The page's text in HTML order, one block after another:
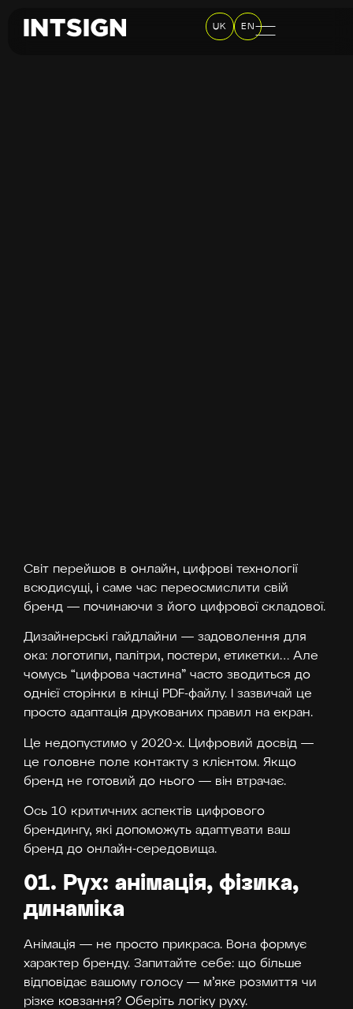
UK EN
Світ перейшов в онлайн, цифрові технології
всюдисущі, і саме час переосмислити свій
бренд — починаючи з його цифрової складової.
Дизайнерські гайдлайни — задоволення для
ока: логотипи, палітри, постери, етикетки… Але
чомусь “цифрова частина” часто зводиться до
однієї сторінки в кінці PDF-файлу. І зазвичай це
просто адаптація друкованих правил на екран.
Це недопустимо у 2020-х. Цифровий досвід —
це головне поле контакту з клієнтом. Якщо
бренд не готовий до нього — він втрачає.
Ось 10 критичних аспектів цифрового
брендингу, які допоможуть адаптувати ваш
бренд до онлайн-середовища.
01. Рух: анімація, фізика,
динаміка
Анімація — не просто прикраса. Вона формує
характер бренду. Запитайте себе: що більше
відповідає вашому голосу — м’яке розмиття чи
різке ковзання? Оберіть логіку руху.